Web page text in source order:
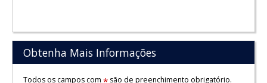
Obtenha Mais Informações
Todos os campos com são de preenchimento obrigatório.